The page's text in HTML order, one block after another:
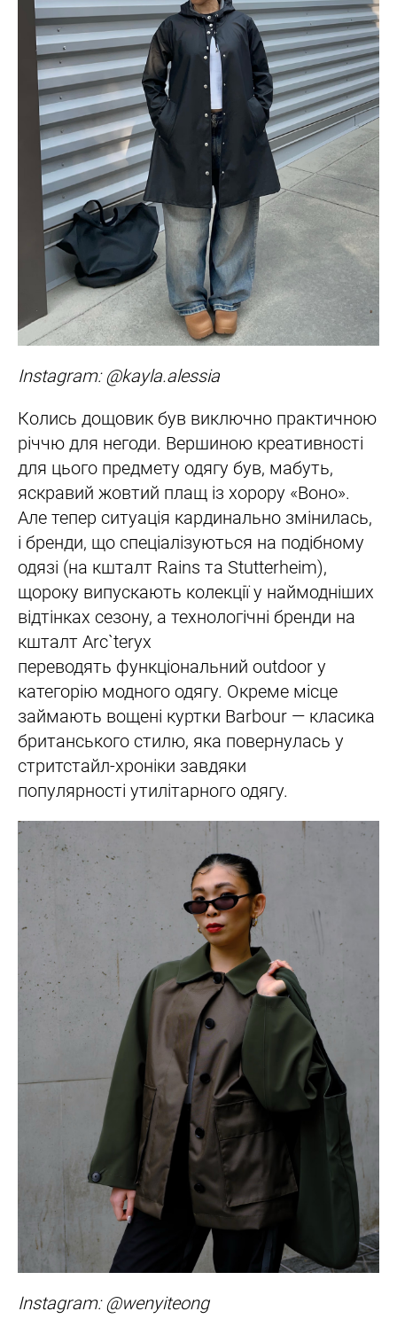
Instagram: @kayla.alessia
Колись дощовик був виключно практичною
річчю для негоди. Вершиною креативності
для цього предмету одягу був, мабуть,
яскравий жовтий плащ із хорору «Воно».
Але тепер ситуація кардинально змінилась,
і бренди, що спеціалізуються на подібному
одязі (на кшталт Rains та Stutterheim),
щороку випускають колекції у наймодніших
відтінках сезону, а технологічні бренди на
кшталт Arc`teryx
переводять функціональний outdoor у
категорію модного одягу. Окреме місце
займають вощені куртки Barbour — класика
британського стилю, яка повернулась у
стритстайл-хроніки завдяки
популярності утилітарного одягу.
Instagram: @wenyiteong